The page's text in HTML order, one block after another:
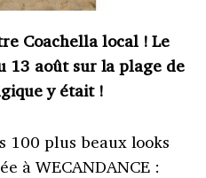
Coachella local ! Le
13 août sur la plage de
y était !
100 plus beaux looks
à WECANDANCE :